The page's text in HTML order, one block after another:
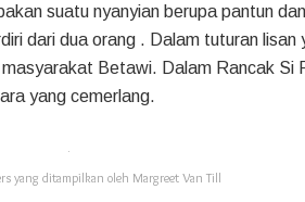
suatu nyanyian berupa pantun
dari dua orang . Dalam tuturan
Betawi. Dalam Rancak Si
yang cemerlang.
yang ditampilkan oleh Margreet Van Till